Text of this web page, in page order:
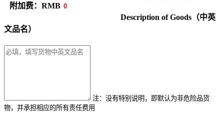
附加费：RMB
Description of Goods（中英
文品名）
注：没有特别说明，即默认为非危险品货
物，并承担相应的所有责任费用